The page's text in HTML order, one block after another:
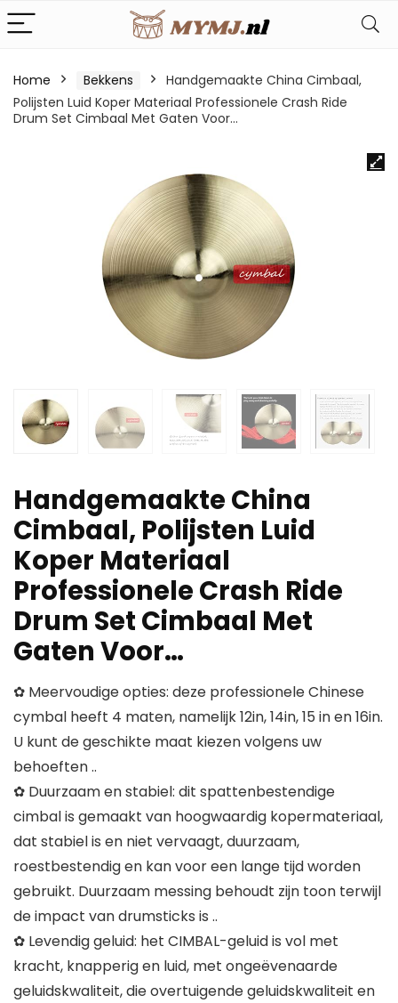
Home Bekkens
Handgemaakte China Cimbaal,
Polijsten Luid Koper Materiaal Professionele Crash Ride
Drum Set Cimbaal Met Gaten Voor…
Handgemaakte China
Cimbaal, Polijsten Luid
Koper Materiaal
Professionele Crash Ride
Drum Set Cimbaal Met
Gaten Voor…
✿ Meervoudige opties: deze professionele Chinese
cymbal heeft 4 maten, namelijk 12in, 14in, 15 in en 16in.
U kunt de geschikte maat kiezen volgens uw
behoeften ..
✿ Duurzaam en stabiel: dit spattenbestendige
cimbal is gemaakt van hoogwaardig kopermateriaal,
dat stabiel is en niet vervaagt, duurzaam,
roestbestendig en kan voor een lange tijd worden
gebruikt. Duurzaam messing behoudt zijn toon terwijl
de impact van drumsticks is ..
✿ Levendig geluid: het CIMBAL-geluid is vol met
kracht, knapperig en luid, met ongeëvenaarde
geluidskwaliteit, die overtuigende geluidskwaliteit en